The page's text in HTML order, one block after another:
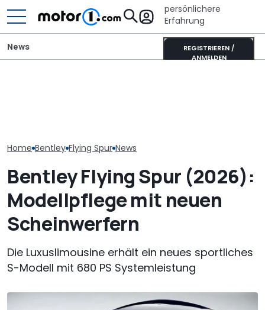
persönlichere
Erfahrung
REGISTRIEREN /
ANMELDEN
News
Home Bentley Flying Spur News
Bentley Flying Spur (2026):
Modellpflege mit neuen
Scheinwerfern
Die Luxuslimousine erhält ein neues sportliches
S-Modell mit 680 PS Systemleistung